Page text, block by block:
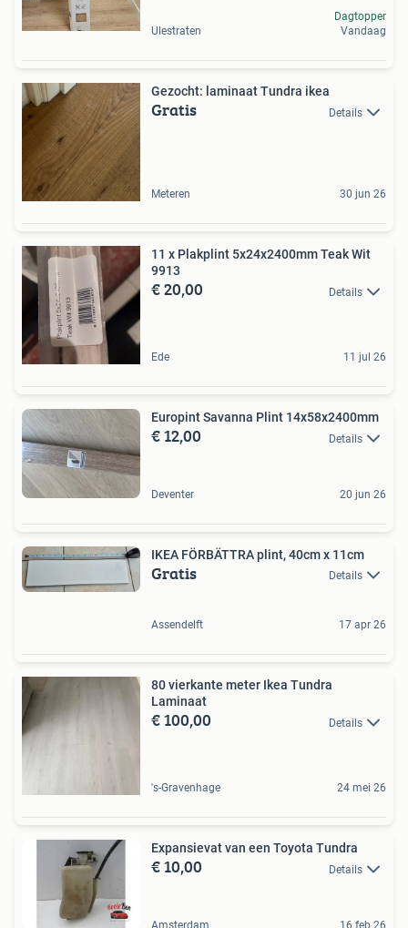
Ulestraten
Dagtopper
Vandaag
Gezocht: laminaat Tundra ikea
Gratis Details
Meteren 30 jun 26
11 x Plakplint 5x24x2400mm Teak Wit
9913
€ 20,00 Details
Ede 11 jul 26
Europint Savanna Plint 14x58x2400mm
€ 12,00 Details
Deventer 20 jun 26
IKEA FÖRBÄTTRA plint, 40cm x 11cm
Gratis Details
Assendelft 17 apr 26
80 vierkante meter Ikea Tundra
Laminaat
€ 100,00 Details
's-Gravenhage 24 mei 26
Expansievat van een Toyota Tundra
€ 10,00 Details
Amsterdam 16 feb 26